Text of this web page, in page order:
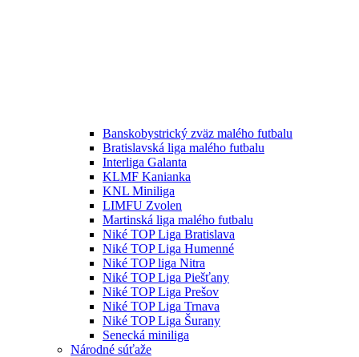
Banskobystrický zväz malého futbalu
Bratislavská liga malého futbalu
Interliga Galanta
KLMF Kanianka
KNL Miniliga
LIMFU Zvolen
Martinská liga malého futbalu
Niké TOP Liga Bratislava
Niké TOP Liga Humenné
Niké TOP liga Nitra
Niké TOP Liga Piešťany
Niké TOP Liga Prešov
Niké TOP Liga Trnava
Niké TOP Liga Šurany
Senecká miniliga
Národné súťaže